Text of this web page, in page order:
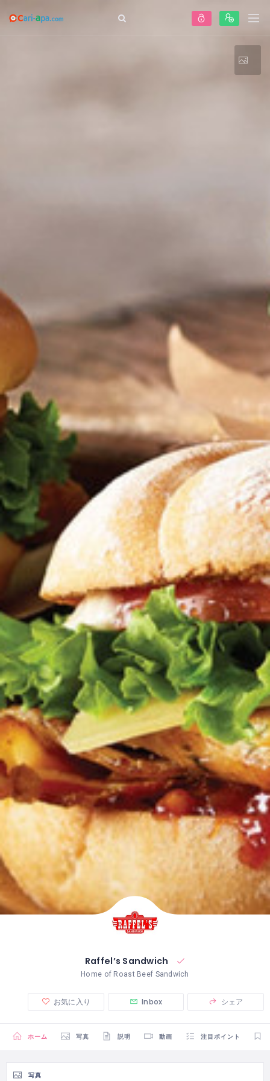
Raffel’s Sandwich
Home of Roast Beef Sandwich
お気に入り Inbox シェア
ホーム 写真 説明 動画 注目ポイント
写真